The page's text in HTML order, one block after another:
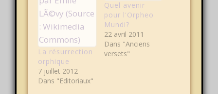
La résurrection
orphique
7 juillet 2012
Dans "Editoriaux"
Quel avenir
pour l'Orpheo
Mundi?
22 avril 2011
Dans "Anciens
versets"